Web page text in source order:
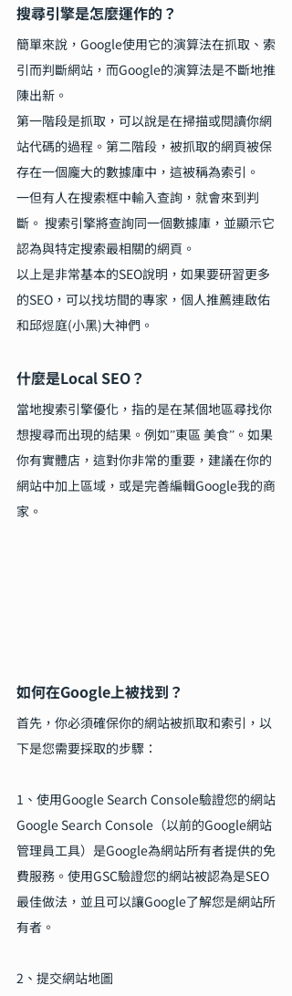
搜尋引擎是怎麼運作的？
簡單來說，Google使用它的演算法在抓取、索
引而判斷網站，而Google的演算法是不斷地推
陳出新。
第一階段是抓取，可以說是在掃描或閱讀你網
站代碼的過程。第二階段，被抓取的網頁被保
存在一個龐大的數據庫中，這被稱為索引。
一但有人在搜索框中輸入查詢，就會來到判
斷。 搜索引擎將查詢同一個數據庫，並顯示它
認為與特定搜索最相關的網頁。
以上是非常基本的SEO說明，如果要研習更多
的SEO，可以找坊間的專家，個人推薦連啟佑
和邱煜庭(小黑)大神們。
什麼是Local SEO？
當地搜索引擎優化，指的是在某個地區尋找你
想搜尋而出現的結果。例如”東區 美食”。如果
你有實體店，這對你非常的重要，建議在你的
網站中加上區域，或是完善編輯Google我的商
家。
如何在Google上被找到？
首先，你必須確保你的網站被抓取和索引，以
下是您需要採取的步驟：
1、使用Google Search Console驗證您的網站
Google Search Console（以前的Google網站
管理員工具）是Google為網站所有者提供的免
費服務。使用GSC驗證您的網站被認為是SEO
最佳做法，並且可以讓Google了解您是網站所
有者。
2、提交網站地圖